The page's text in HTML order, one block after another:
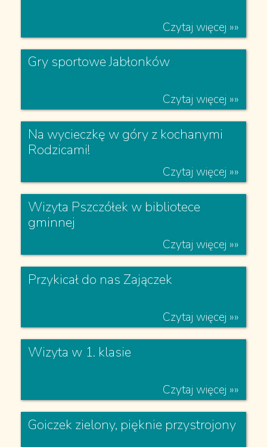
Żegnamy przedszkole
Świętujemy Dzień Dziecka
Festyn Gródecki
Czytaj więcej »»
Gry sportowe Jabłonków
Czytaj więcej »»
Na wycieczkę w góry z kochanymi
Czytaj więcej »»
Wizyta Pszczółek w bibliotece
Czytaj więcej »»
Czytaj więcej »»
Czytaj więcej »»